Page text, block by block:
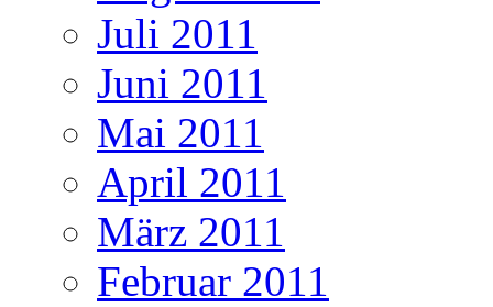
Juli 2011
Juni 2011
Mai 2011
April 2011
März 2011
Februar 2011